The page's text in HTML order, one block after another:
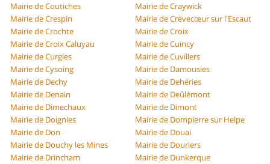
Mairie de Coutiches
Mairie de Craywick
Mairie de Crespin
Mairie de Crèvecœur sur l'Escaut
Mairie de Crochte
Mairie de Croix
Mairie de Croix Caluyau
Mairie de Cuincy
Mairie de Curgies
Mairie de Cuvillers
Mairie de Cysoing
Mairie de Damousies
Mairie de Dechy
Mairie de Dehéries
Mairie de Denain
Mairie de Deûlémont
Mairie de Dimechaux
Mairie de Dimont
Mairie de Doignies
Mairie de Dompierre sur Helpe
Mairie de Don
Mairie de Douai
Mairie de Douchy les Mines
Mairie de Dourlers
Mairie de Drincham
Mairie de Dunkerque